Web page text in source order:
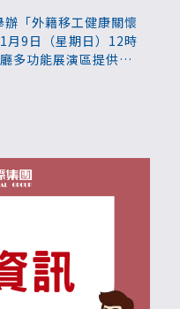
「外籍移工健康關懷
月9日（星期日）12時
多功能展演區提供服
重建處也呼籲雇主抽
活動，共同關懷他們